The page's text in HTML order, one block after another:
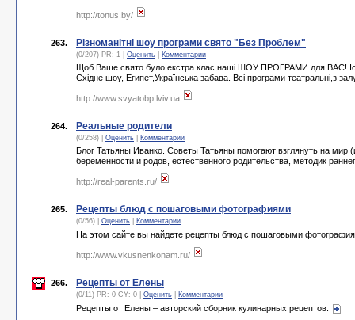
http://tonus.by/
263. Різноманітні шоу програми свято "Без Проблем"
(0/207) PR: 1 | Оценить Комментарии
Щоб Ваше свято було екстра клас,наші ШОУ ПРОГРАМИ для ВАС!
Східне шоу, Египет,Українська забава. Всі програми театральні,з
http://www.svyatobp.lviv.ua
264. Реальные родители
(0/258) | Оценить Комментарии
Блог Татьяны Иванко. Советы Татьяны помогают взглянуть на мир
беременности и родов, естественного родительства, методик
http://real-parents.ru/
265. Рецепты блюд с пошаговыми фотографиями
(0/56) | Оценить Комментарии
На этом сайте вы найдете рецепты блюд с пошаговыми
http://www.vkusnenkonam.ru/
266. Рецепты от Елены
(0/11) PR: 0 CY: 0 | Оценить Комментарии
Рецепты от Елены – авторский сборник кулинарных рецептов.